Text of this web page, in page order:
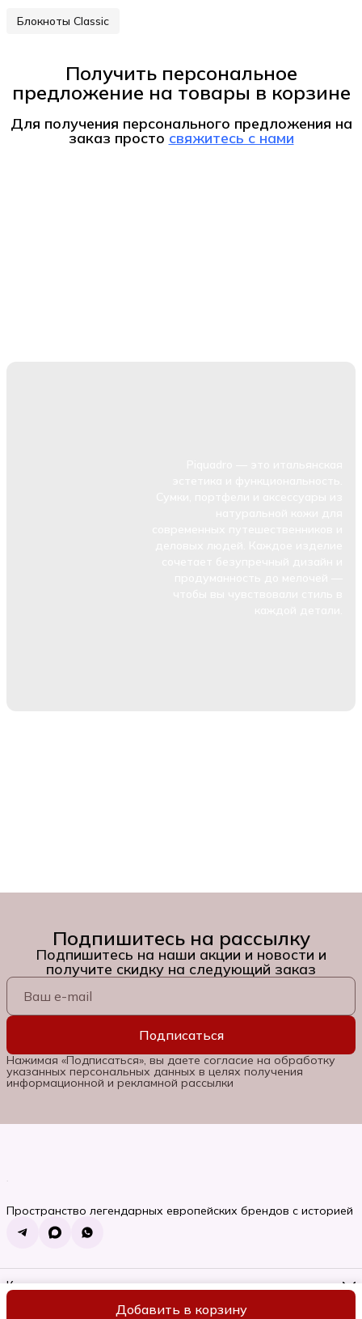
Добавить в корзину
Блокноты Classic
Получить персональное
предложение на товары в корзине
Для получения персонального предложения на
заказ просто свяжитесь с нами
Подпишитесь на рассылку
Подпишитесь на наши акции и новости и
получите скидку на следующий заказ
Подписаться
Нажимая «Подписаться», вы даете согласие на обработку
указанных персональных данных в целях получения
информационной и рекламной рассылки
Пространство легендарных европейских брендов с историей
Контакты